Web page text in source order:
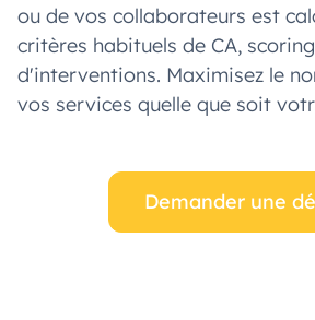
ou de vos collaborateurs est
critères habituels de CA,
d'interventions. Maximisez le
vos services quelle que soit
Demander une